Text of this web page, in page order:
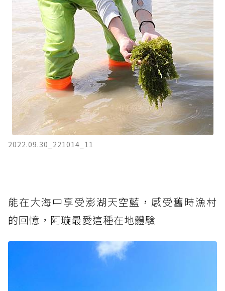
2022.09.30_221014_11
能在大海中享受澎湖天空藍，感受舊時漁村
的回憶，阿璇最愛這種在地體驗